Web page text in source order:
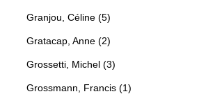
Granjou, Céline (5)
Gratacap, Anne (2)
Grossetti, Michel (3)
Grossmann, Francis (1)